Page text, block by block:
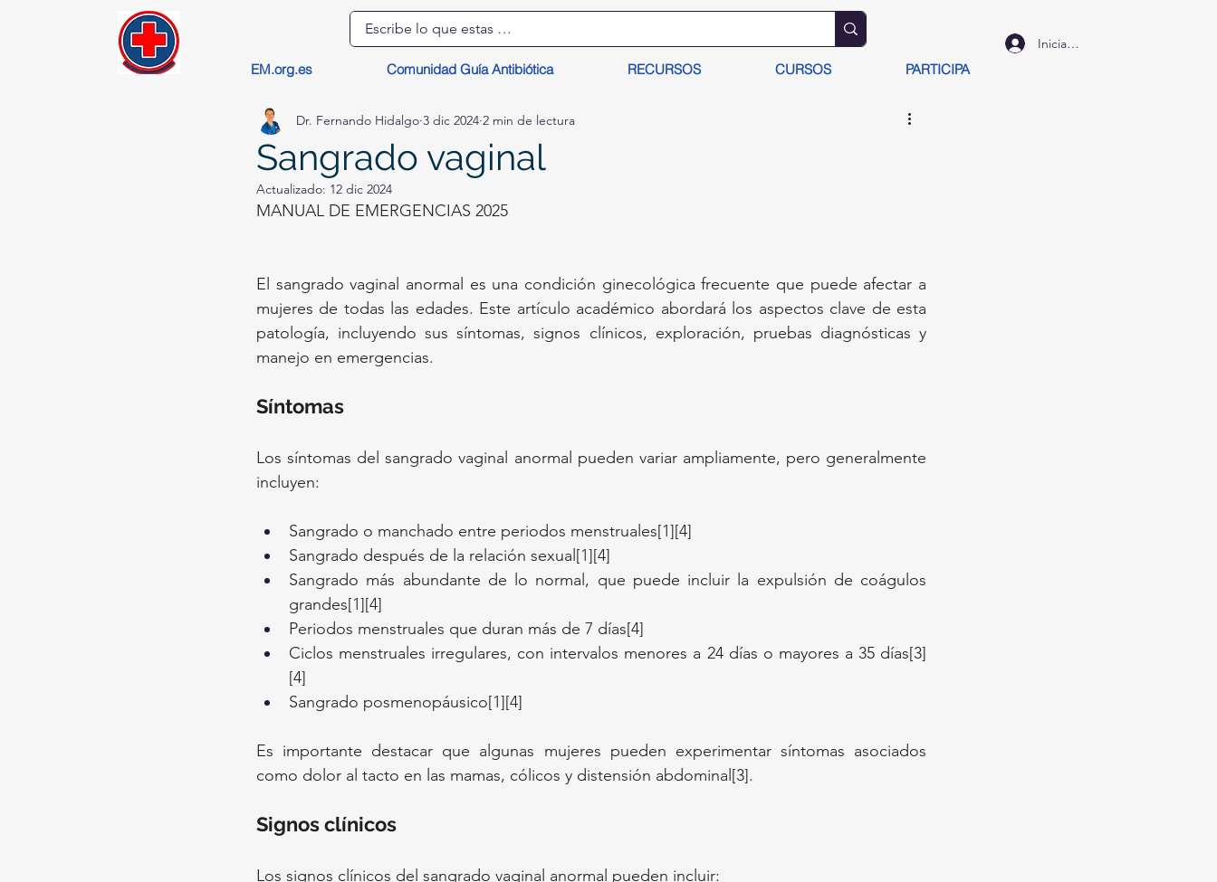
EM.org.es Comunidad Guía Antibiótica RECURSOS CURSOS PARTICIPA
Iniciar sesión
Sangrado vaginal
Dr. Fernando Hidalgo 3 dic 2024 2 min de lectura
Actualizado: 12 dic 2024
MANUAL DE EMERGENCIAS 2025
El sangrado vaginal anormal es una condición ginecológica frecuente que puede afectar a
mujeres de todas las edades. Este artículo académico abordará los aspectos clave de esta
patología, incluyendo sus síntomas, signos clínicos, exploración, pruebas diagnósticas y
manejo en emergencias.
Síntomas
Los síntomas del sangrado vaginal anormal pueden variar ampliamente, pero generalmente
incluyen:
Sangrado o manchado entre periodos menstruales[1][4]
Sangrado después de la relación sexual[1][4]
Sangrado más abundante de lo normal, que puede incluir la expulsión de coágulos
grandes[1][4]
Periodos menstruales que duran más de 7 días[4]
Ciclos menstruales irregulares, con intervalos menores a 24 días o mayores a 35 días[3]
[4]
Sangrado posmenopáusico[1][4]
Es importante destacar que algunas mujeres pueden experimentar síntomas asociados
como dolor al tacto en las mamas, cólicos y distensión abdominal[3].
Signos clínicos
Los signos clínicos del sangrado vaginal anormal pueden incluir: